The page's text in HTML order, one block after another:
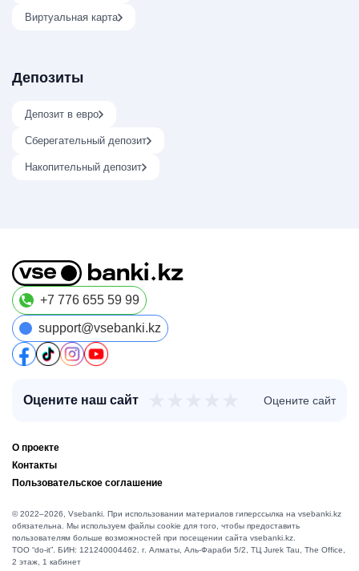
Виртуальная карта
Депозиты
Депозит в евро
Сберегательный депозит
Накопительный депозит
+7 776 655 59 99
support@vsebanki.kz
Оцените наш сайт Оцените сайт
О проекте
Контакты
Пользовательское соглашение
© 2022–2026, Vsebanki. При использовании материалов гиперссылка на vsebanki.kz
обязательна. Мы используем файлы cookie для того, чтобы предоставить
пользователям больше возможностей при посещении сайта vsebanki.kz.
TOO “do-it”. БИН: 121240004462. г. Алматы, ​Аль-Фараби 5/2, ТЦ Jurek Tau, The Office,
2 этаж, 1 кабинет